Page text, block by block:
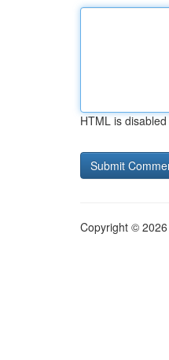
HTML is disabled
Copyright ©